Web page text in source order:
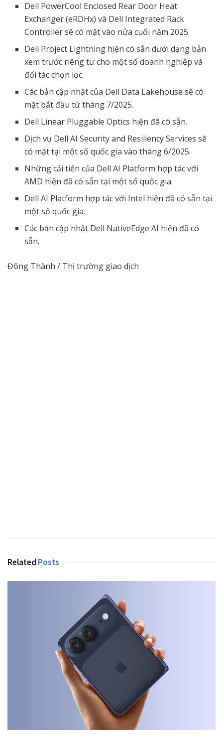
Dell PowerCool Enclosed Rear Door Heat
Exchanger (eRDHx) và Dell Integrated Rack
Controller sẽ có mặt vào nửa cuối năm 2025.
Dell Project Lightning hiện có sẵn dưới dạng bản
xem trước riêng tư cho một số doanh nghiệp và
đối tác chọn lọc.
Các bản cập nhật của Dell Data Lakehouse sẽ có
mặt bắt đầu từ tháng 7/2025.
Dell Linear Pluggable Optics hiện đã có sẵn.
Dịch vụ Dell AI Security and Resiliency Services sẽ
có mặt tại một số quốc gia vào tháng 6/2025.
Những cải tiến của Dell AI Platform hợp tác với
AMD hiện đã có sẵn tại một số quốc gia.
Dell AI Platform hợp tác với Intel hiện đã có sẵn tại
một số quốc gia.
Các bản cập nhật Dell NativeEdge AI hiện đã có
sẵn.
Đông Thành / Thị trường giao dịch
Related Posts